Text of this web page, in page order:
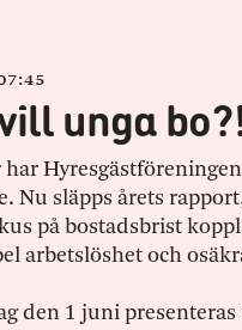
unga
har
Nu släpps årets
på bostadsbrist
arbetslöshet och
den 1 juni